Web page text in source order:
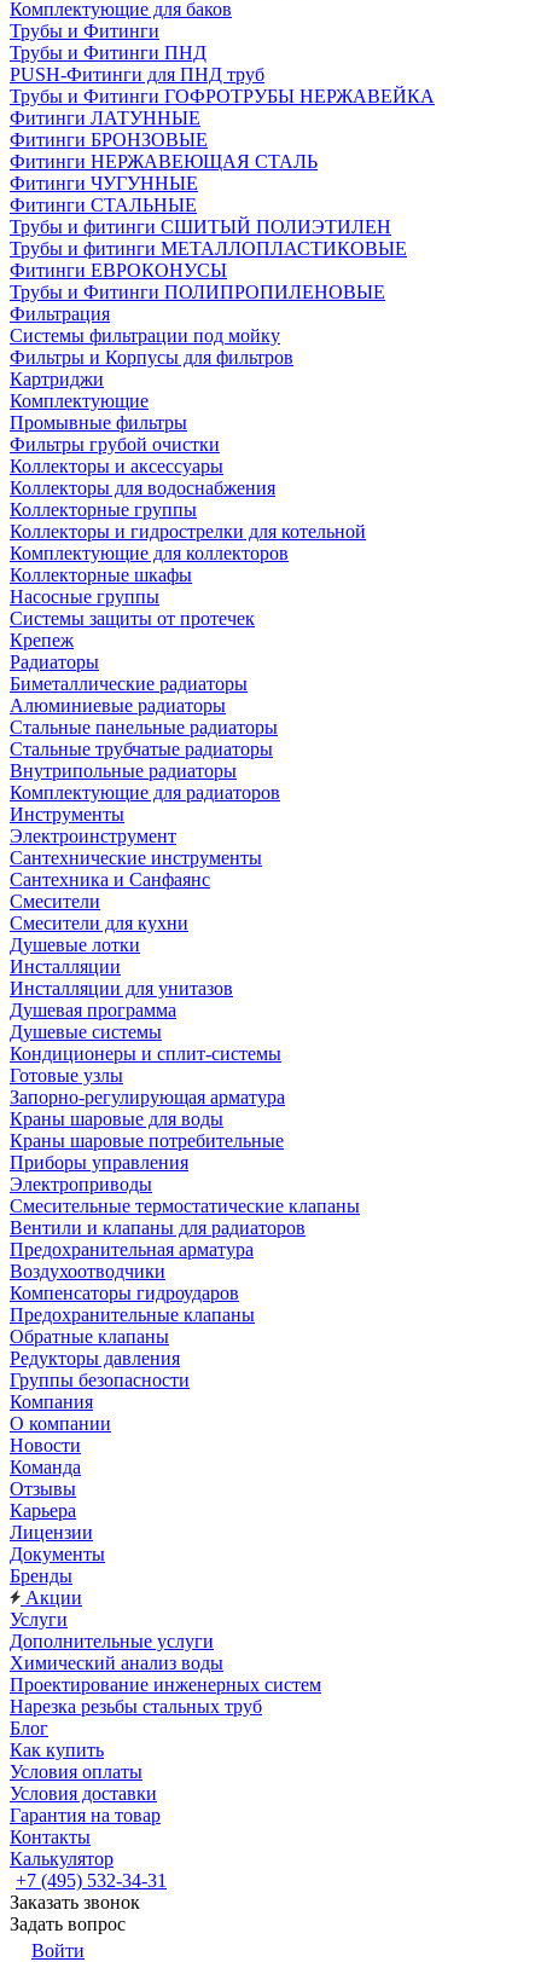
Комплектующие для баков
Трубы и Фитинги
Трубы и Фитинги ПНД
PUSH-Фитинги для ПНД труб
Трубы и Фитинги ГОФРОТРУБЫ НЕРЖАВЕЙКА
Фитинги ЛАТУННЫЕ
Фитинги БРОНЗОВЫЕ
Фитинги НЕРЖАВЕЮЩАЯ СТАЛЬ
Фитинги ЧУГУННЫЕ
Фитинги СТАЛЬНЫЕ
Трубы и фитинги СШИТЫЙ ПОЛИЭТИЛЕН
Трубы и фитинги МЕТАЛЛОПЛАСТИКОВЫЕ
Фитинги ЕВРОКОНУСЫ
Трубы и Фитинги ПОЛИПРОПИЛЕНОВЫЕ
Фильтрация
Системы фильтрации под мойку
Фильтры и Корпусы для фильтров
Картриджи
Комплектующие
Промывные фильтры
Фильтры грубой очистки
Коллекторы и аксессуары
Коллекторы для водоснабжения
Коллекторные группы
Коллекторы и гидрострелки для котельной
Комплектующие для коллекторов
Коллекторные шкафы
Насосные группы
Системы защиты от протечек
Крепеж
Радиаторы
Биметаллические радиаторы
Алюминиевые радиаторы
Стальные панельные радиаторы
Стальные трубчатые радиаторы
Внутрипольные радиаторы
Комплектующие для радиаторов
Инструменты
Электроинструмент
Сантехнические инструменты
Сантехника и Санфаянс
Смесители
Смесители для кухни
Душевые лотки
Инсталляции
Инсталляции для унитазов
Душевая программа
Душевые системы
Кондиционеры и сплит-системы
Готовые узлы
Запорно-регулирующая арматура
Краны шаровые для воды
Краны шаровые потребительные
Приборы управления
Электроприводы
Смесительные термостатические клапаны
Вентили и клапаны для радиаторов
Предохранительная арматура
Воздухоотводчики
Компенсаторы гидроударов
Предохранительные клапаны
Обратные клапаны
Редукторы давления
Группы безопасности
Компания
О компании
Новости
Команда
Отзывы
Карьера
Лицензии
Документы
Бренды
Акции
Услуги
Дополнительные услуги
Химический анализ воды
Проектирование инженерных систем
Нарезка резьбы стальных труб
Блог
Как купить
Условия оплаты
Условия доставки
Гарантия на товар
Контакты
Калькулятор
+7 (495) 532‑34‑31
Заказать звонок
Задать вопрос
Войти